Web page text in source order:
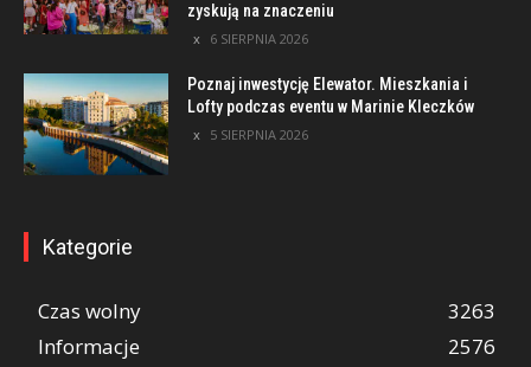
zyskują na znaczeniu
6 SIERPNIA 2026
Poznaj inwestycję Elewator. Mieszkania i
Lofty podczas eventu w Marinie Kleczków
5 SIERPNIA 2026
Kategorie
Czas wolny
3263
Informacje
2576